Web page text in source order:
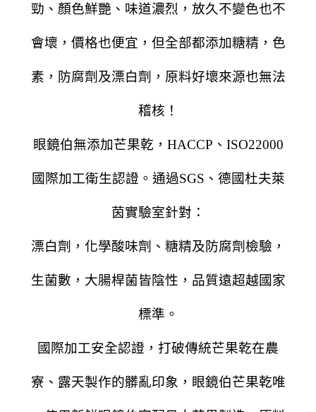
勁、顏色鮮艷、味道濃烈，放久不變色也不
會壞，價格也便宜，但全部都添加糖精，色
素，防腐劑及漂白劑，原料好壞來源也無法
稽核！
眼鏡伯無添加芒果乾， HACCP、ISO22000
國際加工衛生認證。 通過SGS、德國杜夫萊
茵實驗室針對：
漂白劑，化學酸味劑、糖精及防腐劑檢驗，
生菌數，大腸桿菌皆陰性，品質遠超越國家
標準。
國際加工安全認證，打破傳統芒果乾在農
寮、露天製作的髒亂印象，眼鏡伯芒果乾唯